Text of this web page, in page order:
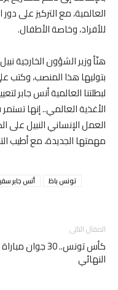
العالمية، مع التركيز على
للأفراد، وخاصة الأطفال.
هنّأ وزير الشؤون الخارجية
بتوليها هذا المنصب، وكتب
لبطلتنا العالمية أنس جابر
الأغذية العالمي.. إنها
العمل الإنساني النبيل
مهمتها الجديدة، مع أطيب
أنس جابر
تونس باظ
المقال التالى
كأس تونس.. 30 جوان
النهائي